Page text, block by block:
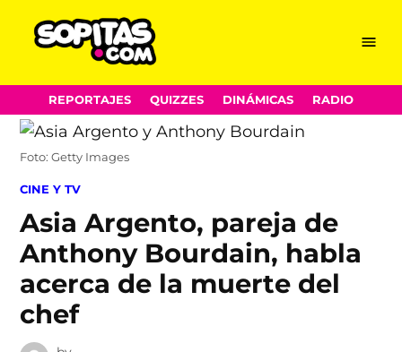
Skip
to
content
Menu
REPORTAJES QUIZZES DINÁMICAS RADIO
Foto: Getty Images
POSTED
CINE Y TV
Asia Argento, pareja de
Anthony Bourdain, habla
acerca de la muerte del
chef